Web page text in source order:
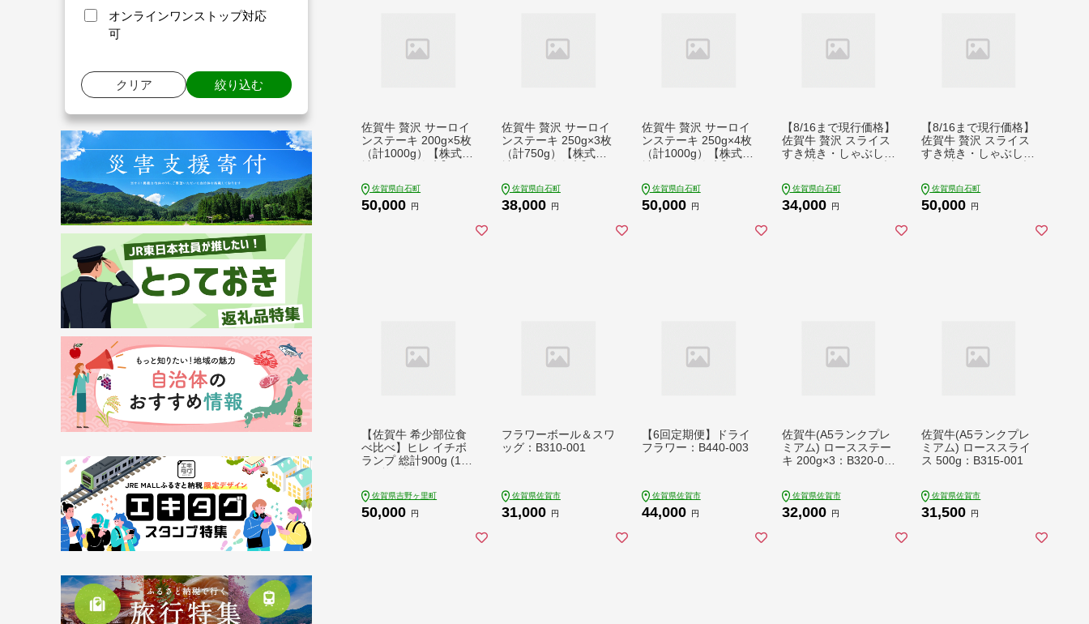
オンラインワンストップ対応
可
クリア 絞り込む
佐賀牛 贅沢 サーロイ
ンステーキ 200g×5枚
（計1000g）【株式会
佐賀県白石町
50,000 円
佐賀牛 贅沢 サーロイ
ンステーキ 250g×3枚
（計750g）【株式会
佐賀県白石町
38,000 円
佐賀牛 贅沢 サーロイ
ンステーキ 250g×4枚
（計1000g）【株式会
佐賀県白石町
50,000 円
【8/16まで現行価格】
佐賀牛 贅沢 スライス
すき焼き・しゃぶしゃ
2パック）【株式会社
いろは精肉店】 [IAG0
佐賀県白石町
34,000 円
【8/16まで現行価格】
佐賀牛 贅沢 スライス
すき焼き・しゃぶしゃ
3パック）【株式会社
いろは精肉店】 [IAG0
佐賀県白石町
50,000 円
【佐賀牛 希少部位食
べ比べ】ヒレ イチボ
ランプ 総計900g (150
佐賀県吉野ヶ里町
50,000 円
フラワーボール＆スワ
ッグ：B310-001
佐賀県佐賀市
31,000 円
【6回定期便】ドライ
フラワー：B440-003
佐賀県佐賀市
44,000 円
佐賀牛(A5ランクプレ
ミアム) ロースステー
キ 200g×3：B320-00
佐賀県佐賀市
32,000 円
佐賀牛(A5ランクプレ
ミアム) ローススライ
ス 500g：B315-001
佐賀県佐賀市
31,500 円